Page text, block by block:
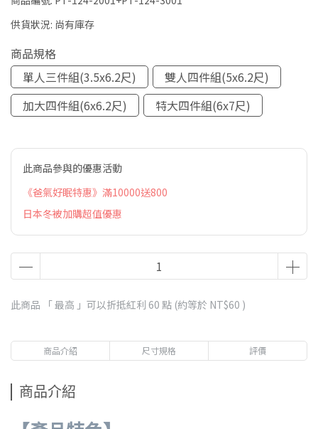
供貨狀況: 尚有庫存
商品規格
單人三件組(3.5x6.2尺)
雙人四件組(5x6.2尺)
加大四件組(6x6.2尺)
特大四件組(6x7尺)
此商品參與的優惠活動
《爸氣好眠特惠》滿10000送800
日本冬被加購超值優惠
此商品 「 最高 」可以折抵紅利 60 點 (約等於 NT$60 )
商品介紹 尺寸規格 評價
商品介紹